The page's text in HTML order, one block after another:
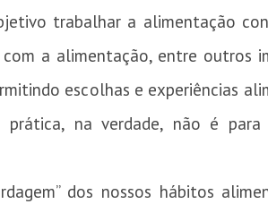
trabalhar a alimentação
a alimentação, entre outros
escolhas e experiências
na verdade, não é para
dos nossos hábitos